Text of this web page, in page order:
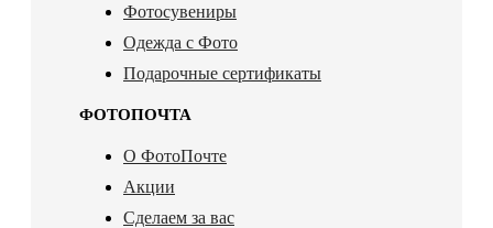
Фотосувениры
Одежда с Фото
Подарочные сертификаты
ФОТОПОЧТА
О ФотоПочте
Акции
Сделаем за вас